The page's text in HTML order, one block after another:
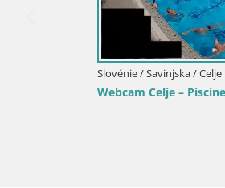
Slovénie / Savinjska / Celje
Webcam Celje – Piscine principale